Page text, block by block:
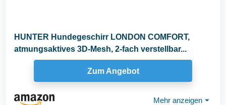
HUNTER Hundegeschirr LONDON COMFORT,
atmungsaktives 3D-Mesh, 2-fach verstellbar...
Zum Angebot
Mehr anzeigen ⏷